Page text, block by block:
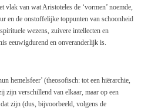
vlak van wat Aristoteles de ‘vormen’ noemde,
en de onstoffelijke toppunten van schoonheid
wezens, zuivere intellecten en
eeuwigdurend en onveranderlijk is.
hemelsfeer’ (theosofisch: tot een hiërarchie,
zijn verschillend van elkaar, maar op een
zijn (dus, bijvoorbeeld, volgens de